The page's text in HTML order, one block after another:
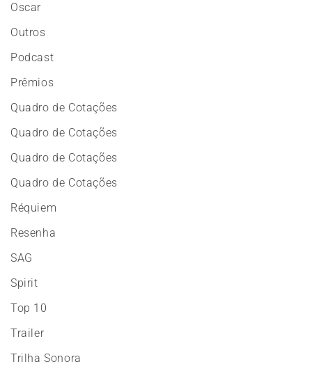
Oscar
Outros
Podcast
Prêmios
Quadro de Cotações
Quadro de Cotações
Quadro de Cotações
Quadro de Cotações
Réquiem
Resenha
SAG
Spirit
Top 10
Trailer
Trilha Sonora